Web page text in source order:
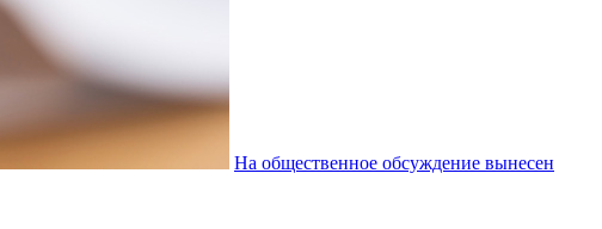
На общественное обсуждение вынесен